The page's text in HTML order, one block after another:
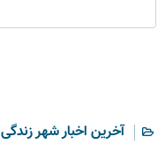
آخرین اخبار شهر زندگی